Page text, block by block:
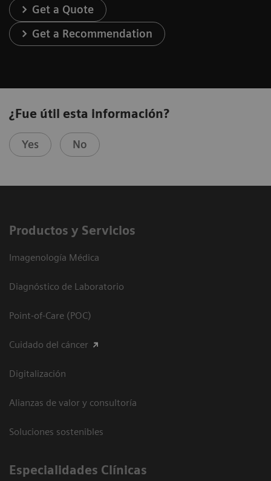
Get a Quote
Get a Recommendation
¿Fue útil esta información?
Yes No
Productos y Servicios
Imagenología Médica
Diagnóstico de Laboratorio
Point-of-Care (POC)
Cuidado del cáncer
Digitalización
Alianzas de valor y consultoría
Soluciones sostenibles
Especialidades Clínicas